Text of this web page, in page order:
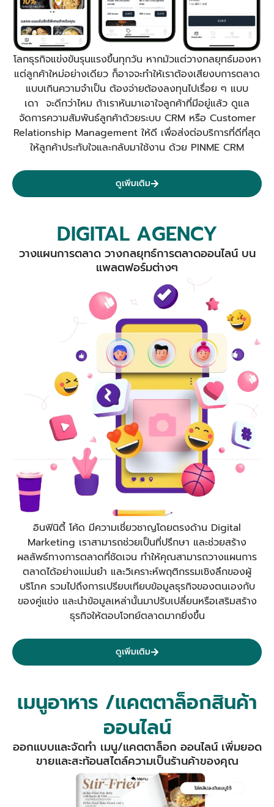
โลกธุรกิจแข่งขันรุนแรงขึ้นทุกวัน หากมัวแต่วางกลยุทธ์มองหา
แต่ลูกค้าใหม่อย่างเดียว ก็อาจจะทำให้เราต้องเสียงบการตลาด
แบบเกินความจำเป็น ต้องจ่ายต้องลงทุนไปเรื่อย ๆ แบบ
เดา จะดีกว่าไหม ถ้าเราหันมาเอาใจลูกค้าที่มีอยู่แล้ว ดูแล
จัดการความสัมพันธ์ลูกค้าด้วยระบบ CRM หรือ Customer
Relationship Management ให้ดี เพื่อส่งต่อบริการที่ดีที่สุด
ให้ลูกค้าประทับใจและกลับมาใช้งาน ด้วย PINME CRM
ดูเพิ่มเติม
DIGITAL AGENCY
วางแผนการตลาด วางกลยุทธ์การตลาดออนไลน์ บน
แพลตฟอร์มต่างๆ
อินฟินิตี้ โค้ด มีความเชี่ยวชาญโดยตรงด้าน Digital
Marketing เราสามารถช่วยเป็นที่ปรึกษา และช่วยสร้าง
ผลลัพธ์ทางการตลาดที่ชัดเจน ทำให้คุณสามารถวางแผนการ
ตลาดได้อย่างแม่นยำ และวิเคราะห์พฤติกรรมเชิงลึกของผู้
บริโภค รวมไปถึงการเปรียบเทียบข้อมูลธุรกิจของตนเองกับ
ของคู่แข่ง และนำข้อมูลเหล่านั้นมาปรับเปลี่ยนหรือเสริมสร้าง
ธุรกิจให้ตอบโจทย์ตลาดมากยิ่งขึ้น
ดูเพิ่มเติม
เมนูอาหาร /แคตตาล็อกสินค้า
ออนไลน์
ออกแบบและจัดทำ เมนู/แคตตาล็อก ออนไลน์ เพิ่มยอด
ขายและสะท้อนสไตล์ความเป็นร้านค้าของคุณ